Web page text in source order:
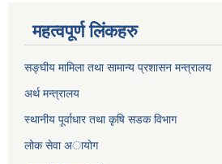
महत्वपूर्ण लिंकहरु
सङ्घीय मामिला तथा सामान्य प्रशासन मन्त्रालय
अर्थ मन्त्रालय
स्थानीय पूर्वाधार तथा कृषि सडक विभाग
लोक सेवा अायाेग